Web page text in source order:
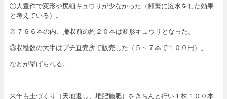
①大豊作で変形や尻細キュウリが少なかった（頻繁に潅水をした効果
と考えている）。
➁ ７６６本の内、撤収前の約２０本は変形キュウリとなった。
③収穫数の大半はプチ直売所で販売した（５～７本で１００円）。
などが挙げられる。
来年も土づくり（天地返し、堆肥施肥）をきちんと行い１株１００本